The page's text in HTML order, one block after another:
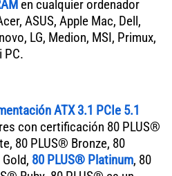
en cualquier ordenador
ASUS, Apple Mac, Dell,
LG, Medion, MSI, Primux,
PC.
ATX 3.1 PCIe 5.1
con certificación 80 PLUS®
80 PLUS® Bronze, 80
80 PLUS® Platinum, 80